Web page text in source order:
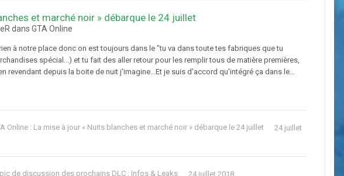
et marché noir » débarque le 24 juillet
dans GTA Online
à notre place donc on est toujours dans le "tu va dans toute tes fabriques que tu
spécial...) et tu fait des aller retour pour les remplir tous de matière premières,
revendant depuis la boite de nuit j'imagine...Et je suis d'accord qu'intégré ça dans le...
Online : La mise à jour « Nuits blanches et marché noir » débarque le 24 juillet
24 juillet
de discussion des prochains DLC : Infos & Leaks 24 juillet 2018